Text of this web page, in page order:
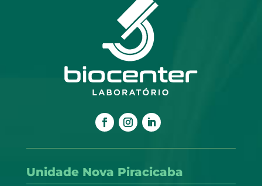
Unidade Nova Piracicaba